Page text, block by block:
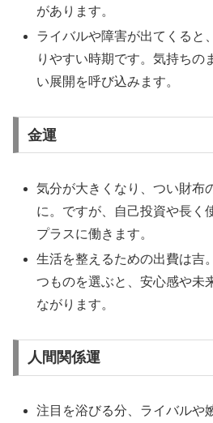
があります。
ライバルや障害が出てくると
りやすい時期です。気持ちの
い展開を呼び込みます。
金運
気分が大きくなり、つい財布
に。ですが、自己投資や長く
プラスに働きます。
生活を整えるための出費は吉
つものを選ぶと、安心感や未
ながります。
人間関係運
注目を浴びる分、ライバルや